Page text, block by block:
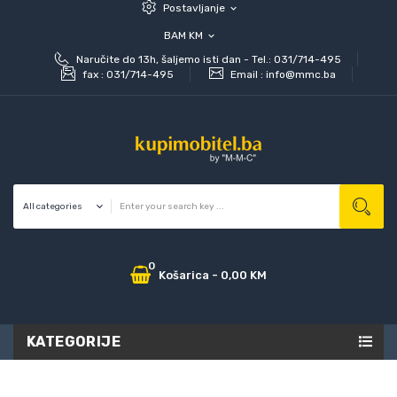
Postavljanje expand_more
BAM KM expand_more
Naručite do 13h, šaljemo isti dan - Tel.: 031/714-495
fax : 031/714-495 Email : info@mmc.ba
Košarica
0
- 0,00 KM
KATEGORIJE